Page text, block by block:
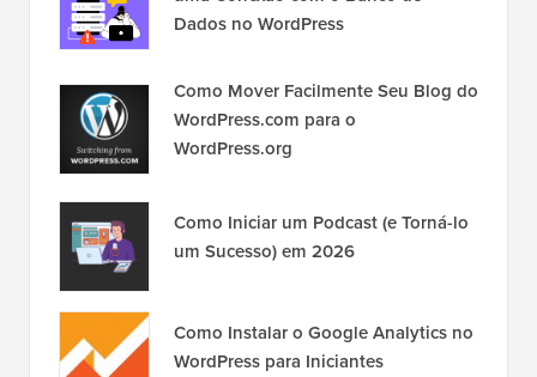
Dados no WordPress
Como Mover Facilmente Seu Blog do
WordPress.com para o
WordPress.org
Como Iniciar um Podcast (e Torná-lo
um Sucesso) em 2026
Como Instalar o Google Analytics no
WordPress para Iniciantes